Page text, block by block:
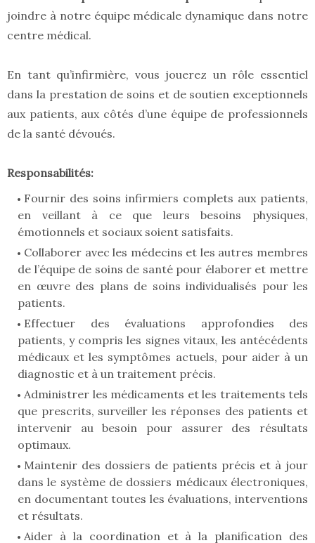
joindre à notre équipe médicale dynamique dans notre
centre médical.
En tant qu’infirmière, vous jouerez un rôle essentiel
dans la prestation de soins et de soutien exceptionnels
aux patients, aux côtés d’une équipe de professionnels
de la santé dévoués.
Responsabilités:
Fournir des soins infirmiers complets aux patients,
en veillant à ce que leurs besoins physiques,
émotionnels et sociaux soient satisfaits.
Collaborer avec les médecins et les autres membres
de l’équipe de soins de santé pour élaborer et mettre
en œuvre des plans de soins individualisés pour les
patients.
Effectuer des évaluations approfondies des
patients, y compris les signes vitaux, les antécédents
médicaux et les symptômes actuels, pour aider à un
diagnostic et à un traitement précis.
Administrer les médicaments et les traitements tels
que prescrits, surveiller les réponses des patients et
intervenir au besoin pour assurer des résultats
optimaux.
Maintenir des dossiers de patients précis et à jour
dans le système de dossiers médicaux électroniques,
en documentant toutes les évaluations, interventions
et résultats.
Aider à la coordination et à la planification des